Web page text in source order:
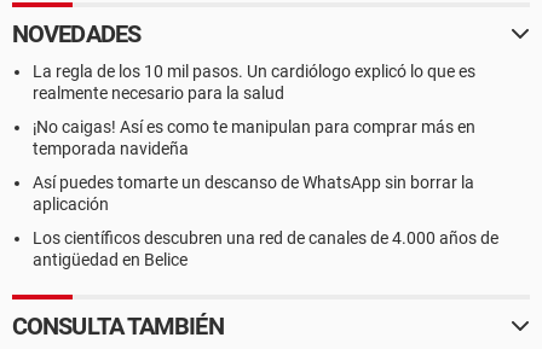
NOVEDADES
La regla de los 10 mil pasos. Un cardiólogo explicó lo que es
realmente necesario para la salud
¡No caigas! Así es como te manipulan para comprar más en
temporada navideña
Así puedes tomarte un descanso de WhatsApp sin borrar la
aplicación
Los científicos descubren una red de canales de 4.000 años de
antigüedad en Belice
CONSULTA TAMBIÉN